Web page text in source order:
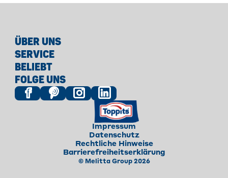
ÜBER UNS
SERVICE
BELIEBT
FOLGE UNS
© Melitta Group 2026
Impressum
Datenschutz
Rechtliche Hinweise
Barrierefreiheitserklärung